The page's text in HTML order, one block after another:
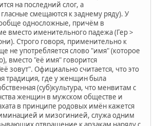
на последний слог, а
смещаются к заднему ряду). У
односложные, причём в
вместо именительного падежа (Гер >
Строго говоря, применительно к
не употребляется слово "имя" (которое
вместо "её имя" говорится
зовут". Официально считается, что это
традиция, где у женщин была
(суб)культура, что менвитам с
женщин в мужском обществе и
в принципе родовых имён кажется
и мизогинией, служа одним